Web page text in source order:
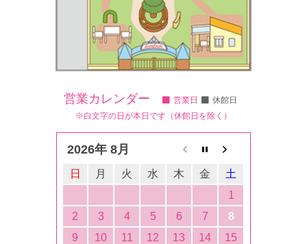
営業カレンダー 営業日
休館日
※白文字の日が本日です（休館日を除く）
2026年 8月
日 月 火 水 木 金
土
1
2
3 4 5 6 7
8
9
10 11 12 13 14
15